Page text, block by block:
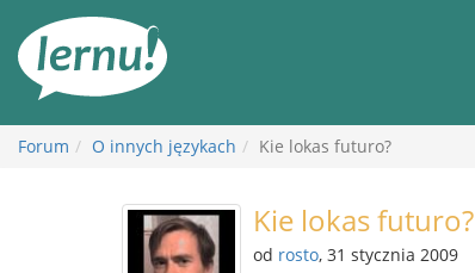
Forum O innych językach Kie lokas futuro?
Kie lokas futuro?
od rosto, 31 stycznia 2009